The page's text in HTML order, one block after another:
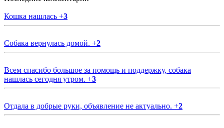
Кошка нашлась +3
Собака вернулась домой. +2
Всем спасибо большое за помощь и поддержку, собака
нашлась сегодня утром. +3
Отдала в добрые руки, объявление не актуально. +2